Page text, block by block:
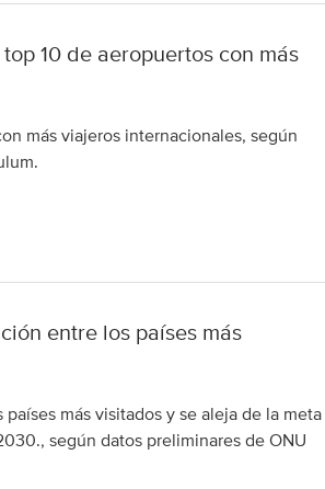
10 de aeropuertos con más
más viajeros internacionales, según
entre los países más
más visitados y se aleja de la meta
según datos preliminares de ONU